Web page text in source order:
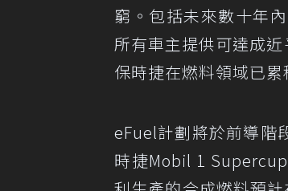
窮。包括未來數十年
所有車主提供可達成
保時捷在燃料領域已累
eFuel計劃將於前導階
時捷Mobil 1